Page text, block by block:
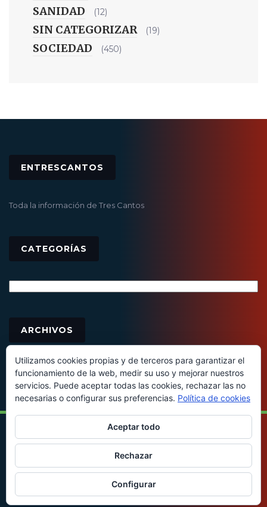
SANIDAD (12)
SIN CATEGORIZAR (19)
SOCIEDAD (450)
ENTRESCANTOS
Toda la información de Tres Cantos
CATEGORÍAS
ARCHIVOS
© 2016 - Todos los derechos reservados
Utilizamos cookies propias y de terceros para garantizar el
funcionamiento de la web, medir su uso y mejorar nuestros
servicios. Puede aceptar todas las cookies, rechazar las no
necesarias o configurar sus preferencias. Política de cookies
Aceptar todo
Rechazar
Configurar